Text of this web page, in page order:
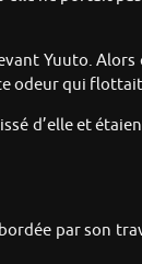
Yuuto.
odeur qui
d’elle et
par son